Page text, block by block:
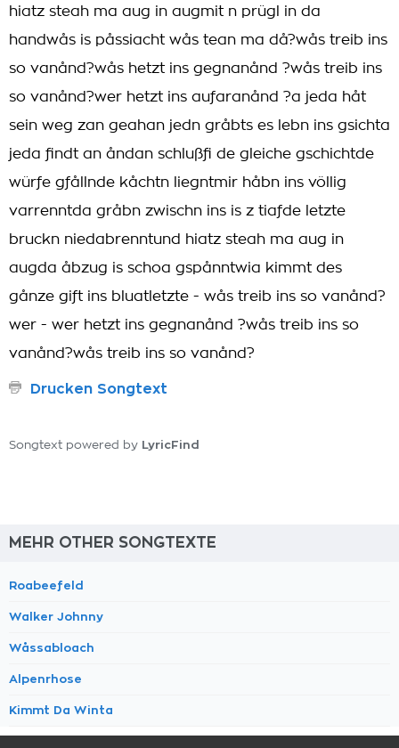
hiatz steah ma aug in augmit n prügl in da
handwås is påssiacht wås tean ma då?wås treib ins
so vanånd?wås hetzt ins gegnanånd ?wås treib ins
so vanånd?wer hetzt ins aufaranånd ?a jeda håt
sein weg zan geahan jedn gråbts es lebn ins gsichta
jeda findt an åndan schlußfi de gleiche gschichtde
würfe gfållnde kåchtn liegntmir håbn ins völlig
varrenntda gråbn zwischn ins is z tiafde letzte
bruckn niedabrenntund hiatz steah ma aug in
augda åbzug is schoa gspånntwia kimmt des
gånze gift ins bluatletzte - wås treib ins so vanånd?
wer - wer hetzt ins gegnanånd ?wås treib ins so
vanånd?wås treib ins so vanånd?
Drucken Songtext
Songtext powered by LyricFind
MEHR OTHER SONGTEXTE
Roabeefeld
Walker Johnny
Wåssabloach
Alpenrhose
Kimmt Da Winta